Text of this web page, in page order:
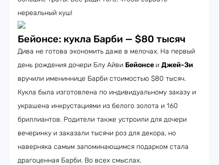
нереальный куш!
Бейонсе: кукла Барби — $80 тысяч
Дива не готова экономить даже в мелочах. На первый
день рождения дочери Блу Айви Бейонсе и Джей-Зи
вручили имениннице Барби стоимостью $80 тысяч.
Кукла была изготовлена ​​по индивидуальному заказу и
украшена инкрустациями из белого золота и 160
бриллиантов. Родители также устроили для дочери
вечеринку и заказали тысячи роз для декора, но
наверняка самым запоминающимся подарком стала
драгоценная Барби. Во всех смыслах.